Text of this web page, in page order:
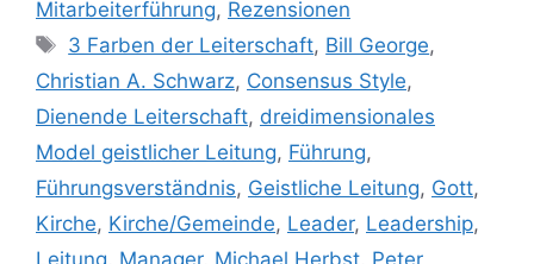
Mitarbeiterführung, Rezensionen
Schlagwörter
3 Farben der Leiterschaft, Bill George,
Christian A. Schwarz, Consensus Style,
Dienende Leiterschaft, dreidimensionales
Model geistlicher Leitung, Führung,
Führungsverständnis, Geistliche Leitung, Gott,
Kirche, Kirche/Gemeinde, Leader, Leadership,
Leitung, Manager, Michael Herbst, Peter